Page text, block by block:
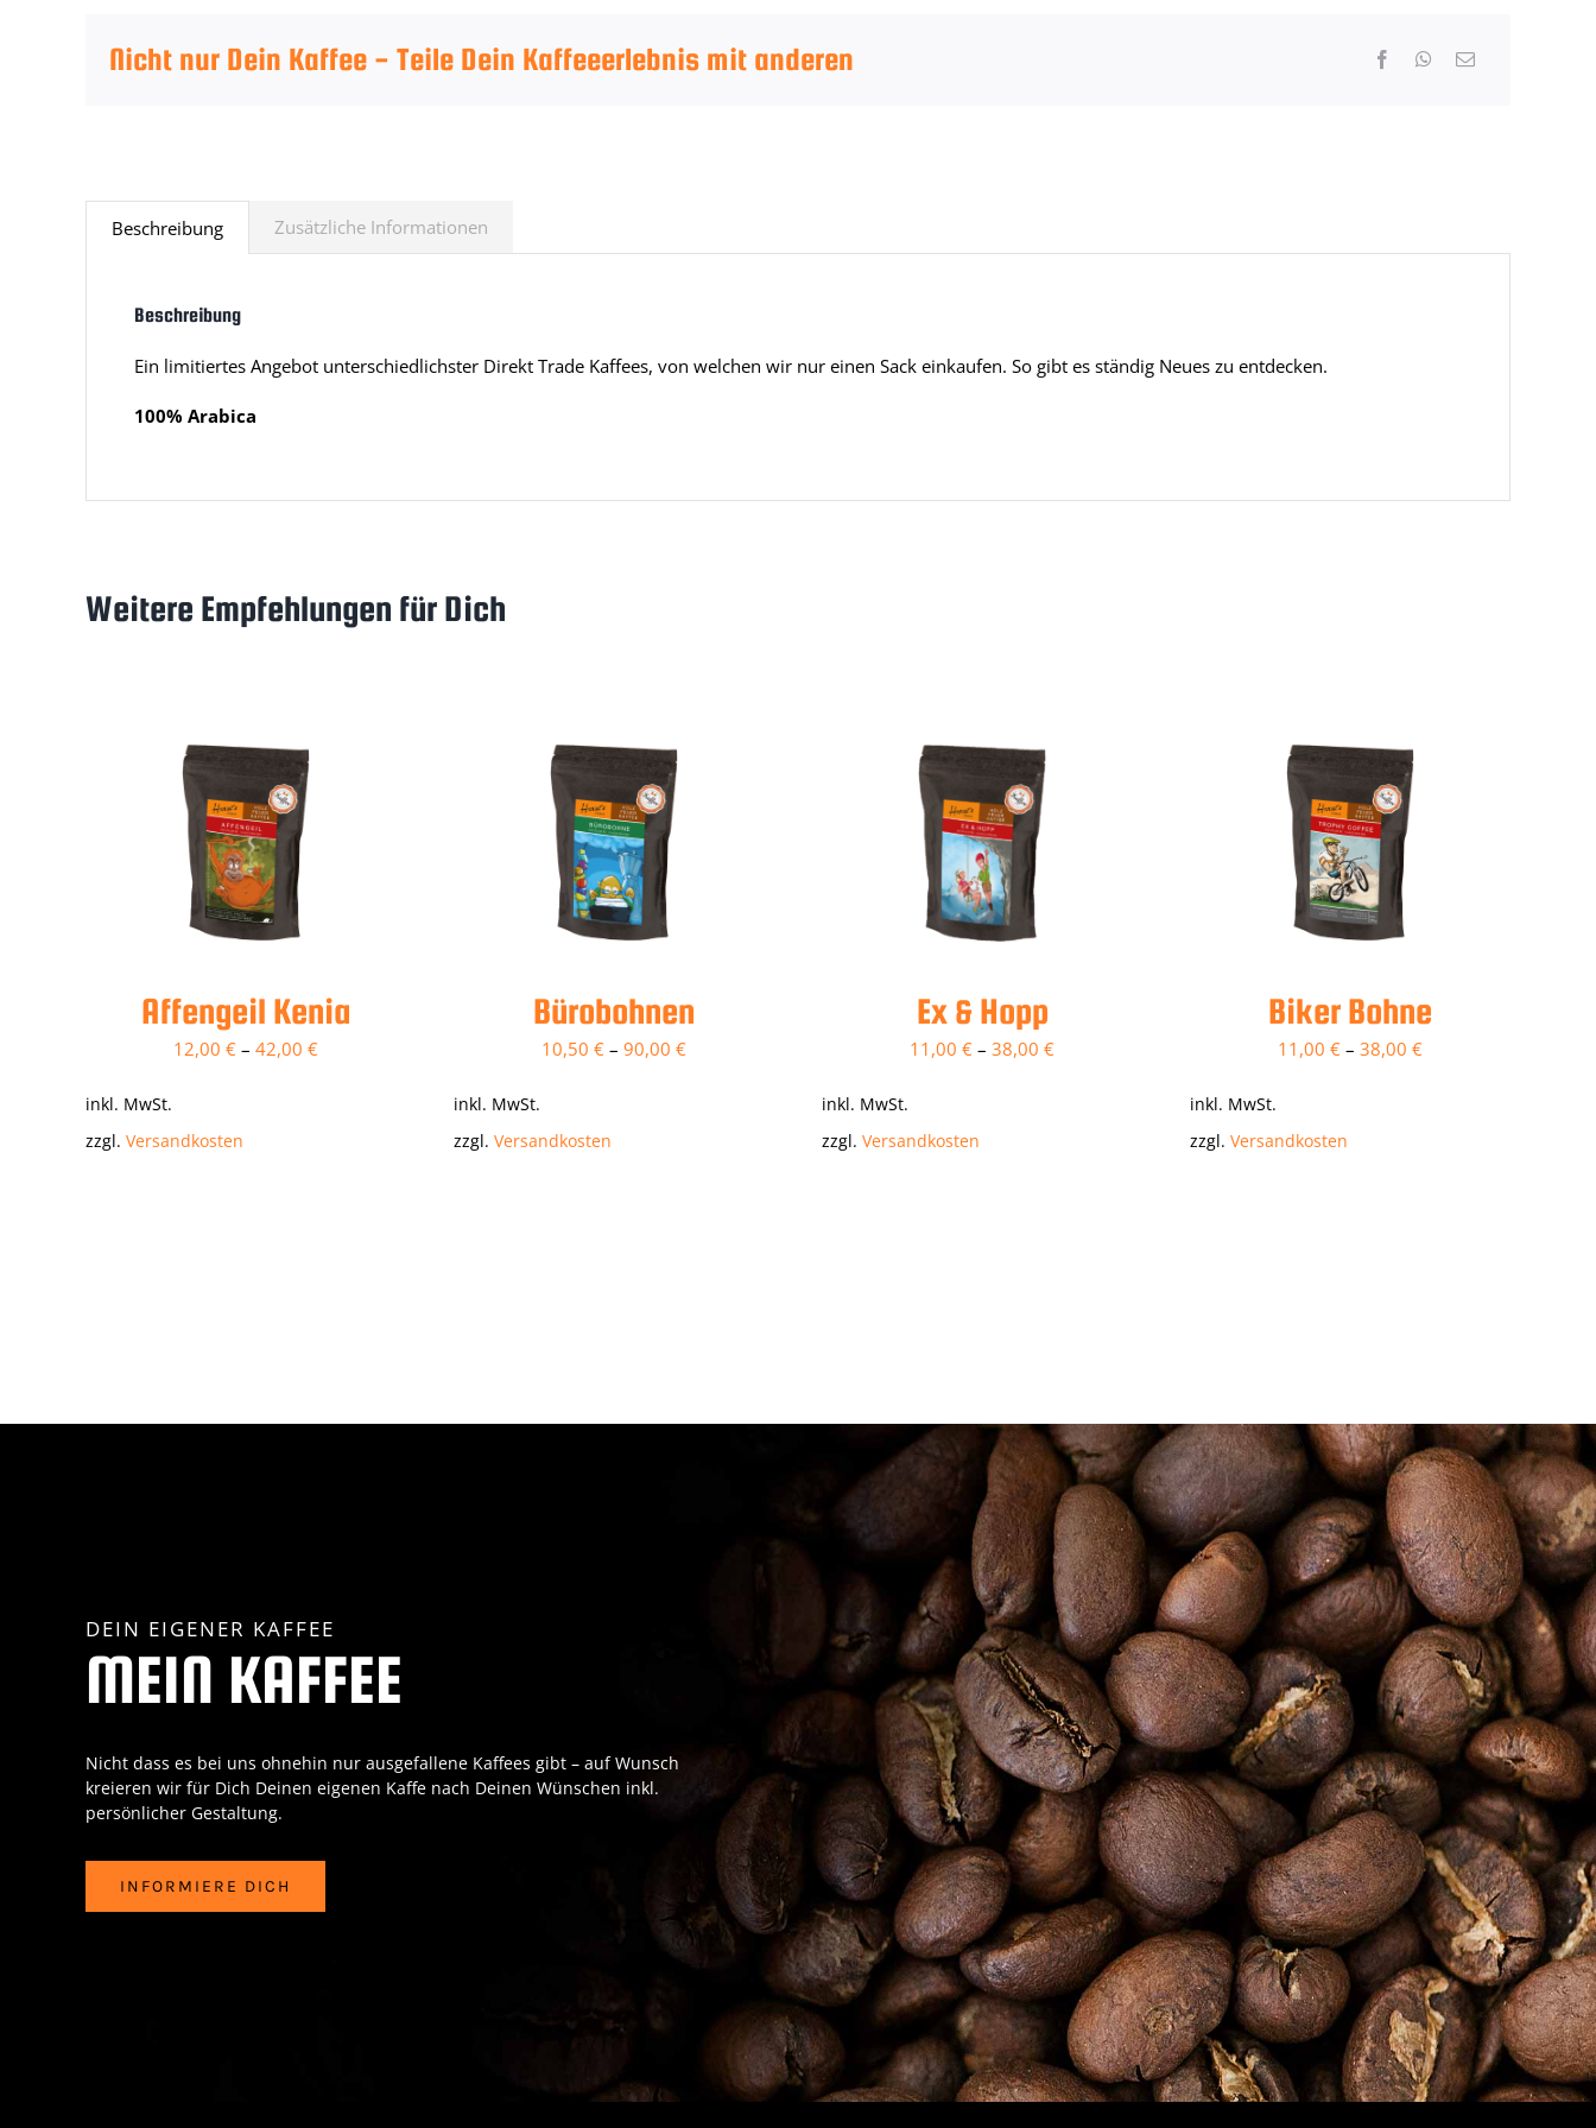
Nicht nur Dein Kaffee - Teile Dein Kaffeeerlebnis mit anderen
Beschreibung Zusätzliche Informationen
Beschreibung
Ein limitiertes Angebot unterschiedlichster Direkt Trade Kaffees, von welchen wir nur einen Sack einkaufen. So gibt es ständig Neues zu entdecken.
100% Arabica
Weitere Empfehlungen für Dich
Affengeil Kenia
12,00 € – 42,00 €
inkl. MwSt.
zzgl. Versandkosten
Bürobohnen
10,50 € – 90,00 €
inkl. MwSt.
zzgl. Versandkosten
Ex & Hopp
11,00 € – 38,00 €
inkl. MwSt.
zzgl. Versandkosten
Biker Bohne
11,00 € – 38,00 €
inkl. MwSt.
zzgl. Versandkosten
DEIN EIGENER KAFFEE
MEIN KAFFEE
Nicht dass es bei uns ohnehin nur ausgefallene Kaffees gibt – auf Wunsch
kreieren wir für Dich Deinen eigenen Kaffe nach Deinen Wünschen inkl.
persönlicher Gestaltung.
INFORMIERE DICH